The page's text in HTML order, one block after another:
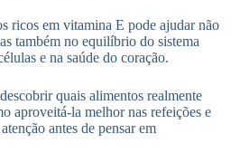
ricos em vitamina E pode ajudar não
também no equilíbrio do sistema
e na saúde do coração.
quais alimentos realmente
aproveitá-la melhor nas refeições e
antes de pensar em